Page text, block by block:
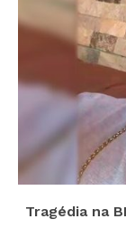
Tragédia na